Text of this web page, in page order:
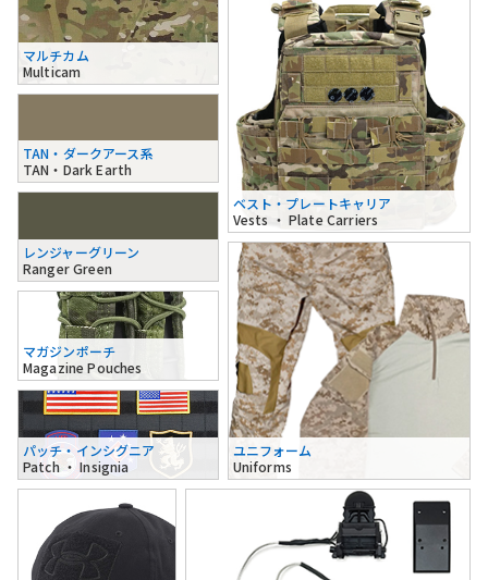
マルチカム
Multicam
TAN・ダークアース系
TAN・Dark Earth
レンジャーグリーン
Ranger Green
ベスト・プレートキャリア
Vests ・ Plate Carriers
マガジンポーチ
Magazine Pouches
パッチ・インシグニア
Patch ・ Insignia
ユニフォーム
Uniforms